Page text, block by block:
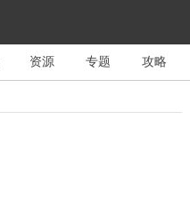
资源 专题 攻略